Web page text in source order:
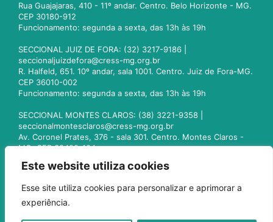
Este website utiliza cookies
Esse site utiliza cookies para personalizar e aprimorar a
experiência.
Rua Guajajaras, 410 - 11º andar. Centro. Belo Horizonte - MG.
CEP 30180-912
Funcionamento: segunda a sexta, das 13h às 19h
SECCIONAL JUIZ DE FORA: (32) 3217-9186 |
seccionaljuizdefora@cress-mg.org.br
R. Halfeld, 651. 10º andar, sala 1001. Centro. Juiz de Fora-MG.
CEP 36010-002
Funcionamento: segunda a sexta, das 13h às 19h
SECCIONAL MONTES CLAROS: (38) 3221-9358 |
seccionalmontesclaros@cress-mg.org.br
Av. Coronel Prates, 376 - sala 301. Centro. Montes Claros -
MG. CEP 39400-104
seccionaluberlandia@cress-mg.org.br
Av. Afonso Pena, 547 - sala 101. Uberlândia - MG. CEP